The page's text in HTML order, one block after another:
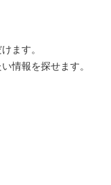
ます。
情報を探せます。